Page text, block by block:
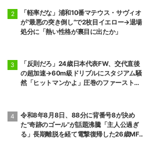
「軽率だな」浦和10番マテウス・サヴィオ
が“最悪の突き倒し”で2枚目イエロー→退場
処分に「熱い性格が裏目に出たか」
「反則だろ」24歳日本代表FW、交代直後
の超加速→60m級ドリブルにスタジアム騒
然「ヒットマンかよ」圧巻のファーストプ
令和8年8月8日、88分に背番号8が決め
た“奇跡のゴール”が話題沸騰「主人公過ぎ
る」長期離脱を経て電撃復帰した26歳MF